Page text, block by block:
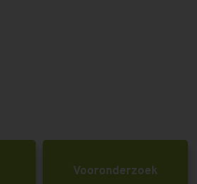
Vooronderzoek